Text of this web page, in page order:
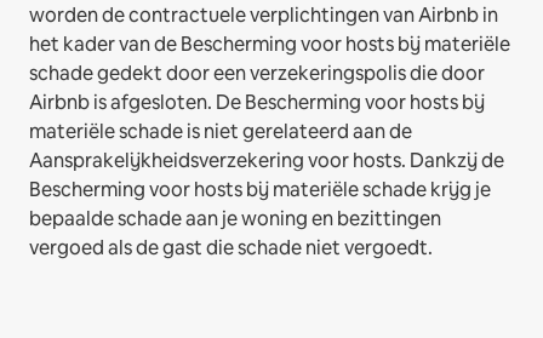
worden de contractuele verplichtingen van Airbnb in
het kader van de Bescherming voor hosts bij materiële
schade gedekt door een verzekeringspolis die door
Airbnb is afgesloten. De Bescherming voor hosts bij
materiële schade is niet gerelateerd aan de
Aansprakelijkheidsverzekering voor hosts. Dankzij de
Bescherming voor hosts bij materiële schade krijg je
bepaalde schade aan je woning en bezittingen
vergoed als de gast die schade niet vergoedt.